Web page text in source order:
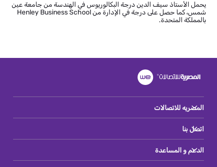
يحمل الأستاذ سيف الدين درجة البكالوريوس في الهندسة من جامعة عين
شمس، كما حصل على درجة في الإدارة من Henley Business School
بالمملكة المتحدة.
المصريه للاتصالات
اتصل بنا
الدعم و المساعدة